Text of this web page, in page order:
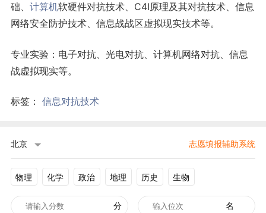
础、 计算机软硬件对抗技术、C4I原理及其对抗技术、信息
网络安全防护技术、信息战战区虚拟现实技术等。
专业实验：电子对抗、光电对抗、计算机网络对抗、信息
战虚拟现实等。
标签： 信息对抗技术
北京 志愿填报辅助系统
物理 化学 政治 地理 历史 生物
分 名